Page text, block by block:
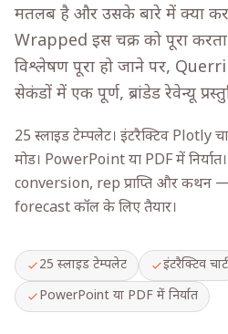
मतलब है और उसके बारे में क्या
Wrapped इस चक्र को पूरा
विश्लेषण पूरा हो जाने पर,
सेकंडों में एक पूर्ण, ब्रांडेड रेवेन्यू
25 स्लाइड टेम्पलेट। इंटरैक्टिव Plotly
मोड। PowerPoint या PDF में
conversion, rep प्राप्ति और कथन
forecast कॉल के लिए तैयार।
25 स्लाइड टेम्पलेट
इंटरैक्टिव चार्ट
PowerPoint या PDF में निर्यात